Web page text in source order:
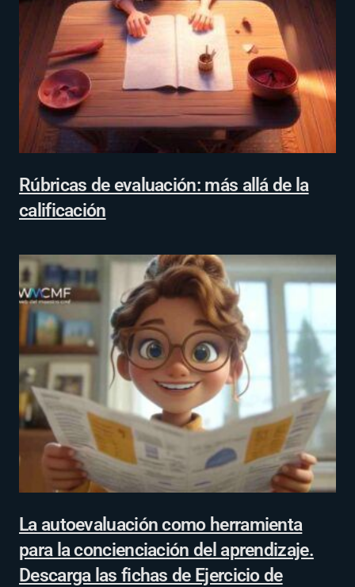
Rúbricas de evaluación: más allá de la
calificación
La autoevaluación como herramienta
para la concienciación del aprendizaje.
Descarga las fichas de Ejercicio de